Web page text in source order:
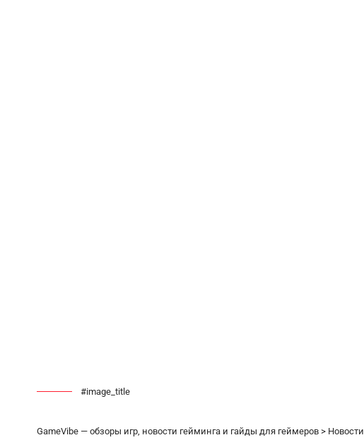
#image_title
GameVibe — обзоры игр, новости гейминга и гайды для геймеров > Новости